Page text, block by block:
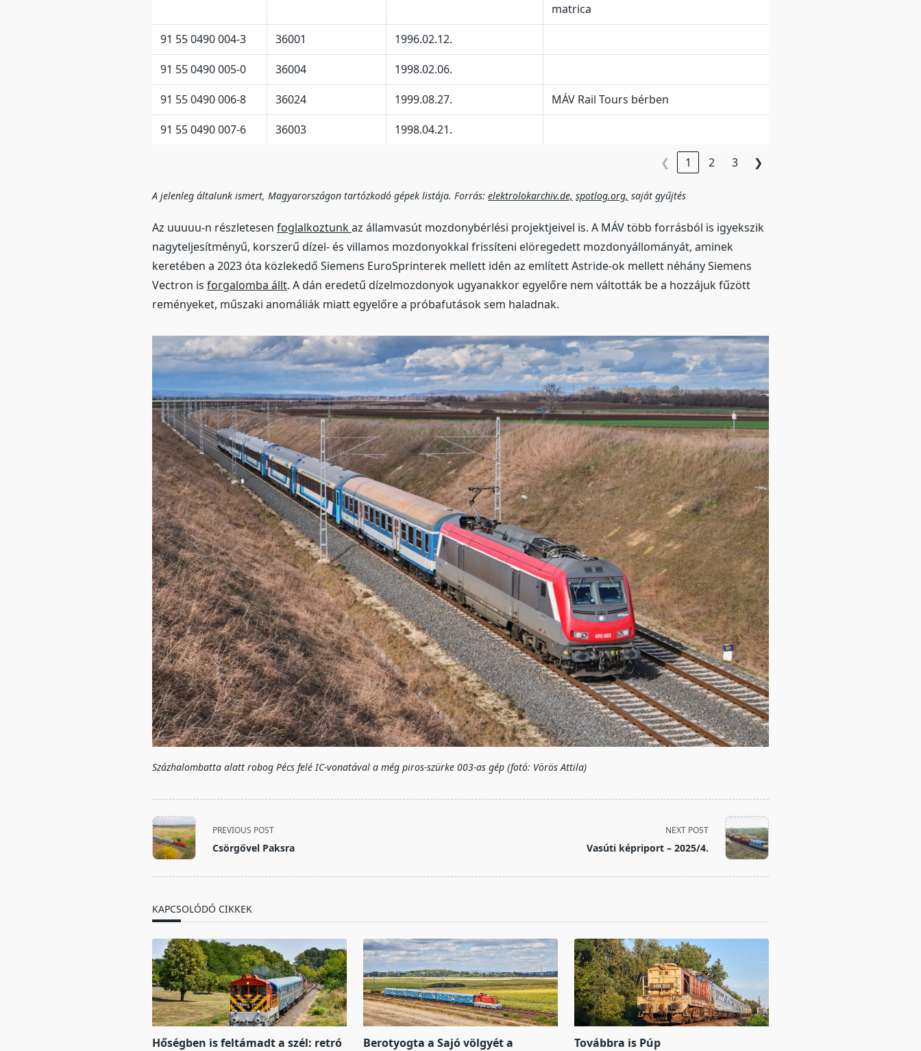
matrica
91 55 0490 004-3
36001
1996.02.12.
91 55 0490 005-0
36004
1998.02.06.
91 55 0490 006-8
36024 1999.08.27.
MÁV Rail Tours bérben
91 55 0490 007-6
36003 1998.04.21.
❮ 1 2 3 ❯
A jelenleg általunk ismert, Magyarországon tartózkodó gépek listája. Forrás: elektrolokarchiv.de, spotlog.org, saját gyűjtés
Az uuuuu-n részletesen foglalkoztunkaz államvasút mozdonybérlési projektjeivel is. A MÁV több forrásból is igyekszik
nagyteljesítményű, korszerű dízel- és villamos mozdonyokkal frissíteni elöregedett mozdonyállományát, aminek
keretében a 2023 óta közlekedő Siemens EuroSprinterek mellett idén az említett Astride-ok mellett néhány Siemens
Vectron is forgalomba állt. A dán eredetű dízelmozdonyok ugyanakkor egyelőre nem váltották be a hozzájuk fűzött
reményeket, műszaki anomáliák miatt egyelőre a próbafutások sem haladnak.
Százhalombatta alatt robog Pécs felé IC-vonatával a még piros-szürke 003-as gép (fotó: Vörös Attila)
<span
class="nav-
subtitle
screen-
text">Page</span>
PREVIOUS POST
Csörgővel Paksra
NEXT POST
Vasúti képriport – 2025/4.
KAPCSOLÓDÓ CIKKEK
Hőségben is feltámadt a szél: retró Berotyogta a Sajó völgyét a Továbbra is Púp